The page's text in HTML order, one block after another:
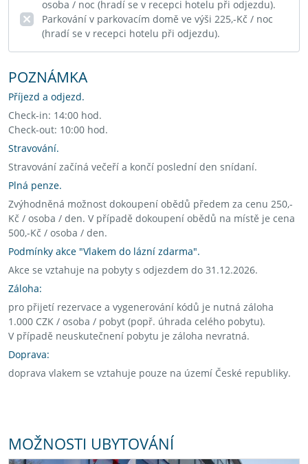
osoba / noc (hradí se v recepci hotelu při odjezdu).
Parkování v parkovacím domě ve výši 225,-Kč / noc
(hradí se v recepci hotelu při odjezdu).
POZNÁMKA
Příjezd a odjezd.
Check-in: 14:00 hod.
Check-out: 10:00 hod.
Stravování.
Stravování začíná večeří a končí poslední den snídaní.
Plná penze.
Zvýhodněná možnost dokoupení obědů předem za cenu 250,-
Kč / osoba / den. V případě dokoupení obědů na místě je cena
500,-Kč / osoba / den.
Podmínky akce "Vlakem do lázní zdarma".
Akce se vztahuje na pobyty s odjezdem do 31.12.2026.
Záloha:
pro přijetí rezervace a vygenerování kódů je nutná záloha
1.000 CZK / osoba / pobyt (popř. úhrada celého pobytu).
V případě neuskutečnení pobytu je záloha nevratná.
Doprava:
doprava vlakem se vztahuje pouze na území České republiky.
MOŽNOSTI UBYTOVÁNÍ